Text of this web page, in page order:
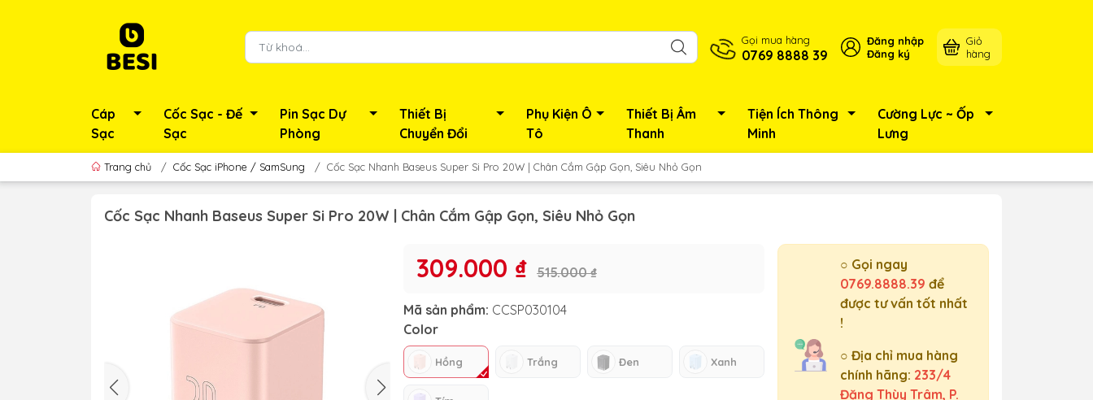
Gọi mua hàng
0769 8888 39
Đăng nhập
Đăng ký
Giỏ
hàng
Cáp
Sạc
Cốc Sạc - Đế
Sạc
Pin Sạc Dự
Phòng
Thiết Bị
Chuyển Đổi
Phụ Kiện Ô
Tô
Thiết Bị Âm
Thanh
Tiện Ích Thông
Minh
Cường Lực ~ Ốp
Lưng
Trang chủ / Cốc Sạc iPhone / SamSung / Cốc Sạc Nhanh Baseus Super Si Pro 20W | Chân Cắm Gập Gọn, Siêu Nhỏ Gọn
Cốc Sạc Nhanh Baseus Super Si Pro 20W | Chân Cắm Gập Gọn, Siêu Nhỏ Gọn
309.000 ₫ 515.000 ₫
Mã sản phẩm: CCSP030104
Color
Hồng Trắng Đen Xanh
○ Gọi ngay
0769.8888.39 để
được tư vấn tốt nhất
!
○ Địa chỉ mua hàng
chính hãng: 233/4
Đặng Thùy Trâm, P.